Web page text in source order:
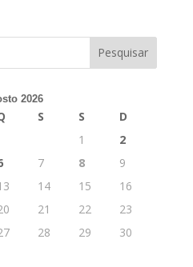
2026
S S
D
1
2
7 8
9
14 15
16
21 22
23
28 29
30